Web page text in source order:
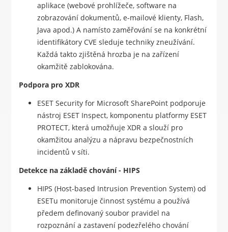
aplikace (webové prohlížeče, software na
zobrazování dokumentů, e-mailové klienty, Flash,
Java apod.) A namísto zaměřování se na konkrétní
identifikátory CVE sleduje techniky zneužívání.
Každá takto zjištěná hrozba je na zařízení
okamžitě zablokována.
Podpora pro XDR
ESET Security for Microsoft SharePoint podporuje
nástroj ESET Inspect, komponentu platformy ESET
PROTECT, která umožňuje XDR a slouží pro
okamžitou analýzu a nápravu bezpečnostních
incidentů v síti.
Detekce na základě chování - HIPS
HIPS (Host-based Intrusion Prevention System) od
ESETu monitoruje činnost systému a používá
předem definovaný soubor pravidel na
rozpoznání a zastavení podezřelého chování